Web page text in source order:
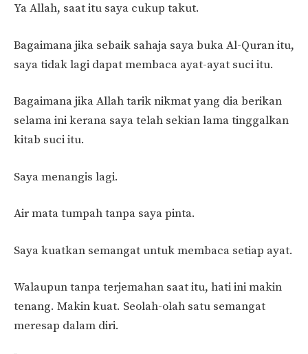
Ya Allah, saat itu saya cukup takut.
Bagaimana jika sebaik sahaja saya buka Al-Quran itu,
saya tidak lagi dapat membaca ayat-ayat suci itu.
Bagaimana jika Allah tarik nikmat yang dia berikan
selama ini kerana saya telah sekian lama tinggalkan
kitab suci itu.
Saya menangis lagi.
Air mata tumpah tanpa saya pinta.
Saya kuatkan semangat untuk membaca setiap ayat.
Walaupun tanpa terjemahan saat itu, hati ini makin
tenang. Makin kuat. Seolah-olah satu semangat
meresap dalam diri.